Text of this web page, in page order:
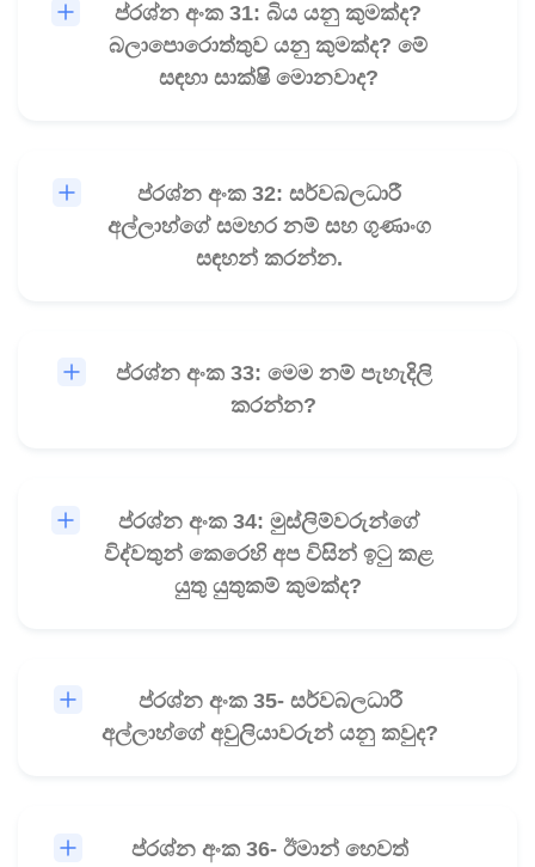
ප්රශ්න අංක 31: බිය යනු කුමක්ද?
බලාපොරොත්තුව යනු කුමක්ද? මේ
සඳහා සාක්ෂි මොනවාද?
ප්රශ්න අංක 32: සර්වබලධාරී
අල්ලාහ්ගේ සමහර නම් සහ ගුණාංග
සඳහන් කරන්න.
ප්රශ්න අංක 33: මෙම නම් පැහැදිලි
කරන්න?
ප්රශ්න අංක 34: මුස්ලිම්වරුන්ගේ
විද්වතුන් කෙරෙහි අප විසින් ඉටු කළ
යුතු යුතුකම් කුමක්ද?
ප්රශ්න අංක 35- සර්වබලධාරී
අල්ලාහ්ගේ අවුලියාවරුන් යනු කවුද?
ප්රශ්න අංක 36- ඊමාන් හෙවත්